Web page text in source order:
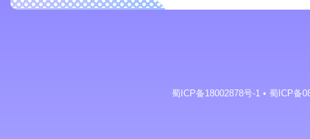
蜀ICP备18002878号-1 • 蜀ICP备